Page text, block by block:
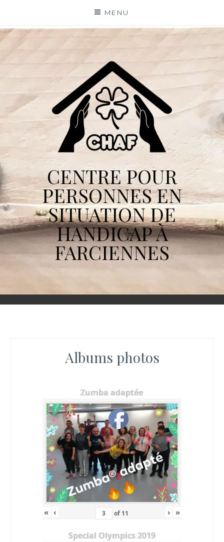
content
MENU
CENTRE POUR
PERSONNES EN
SITUATION DE
HANDICAP À
FARCIENNES
Albums photos
Zumba adaptée
« ‹ of 11 › »
Special Olympics 2019